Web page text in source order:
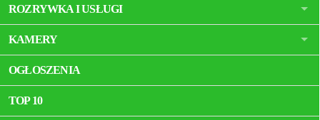
ROZRYWKA I USŁUGI
KAMERY
OGŁOSZENIA
TOP 10